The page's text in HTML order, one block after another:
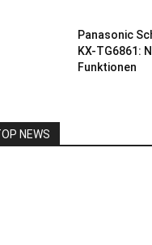
Panasonic
KX-TG6861:
Funktionen
NEWS